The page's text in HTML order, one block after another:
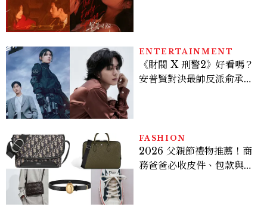
ENTERTAINMENT
《財閥 X 刑警2》好看嗎？
安普賢對決最帥反派俞承
多大？
FASHION
2026 父親節禮物推薦！商
務爸爸必收皮件、包款與鞋